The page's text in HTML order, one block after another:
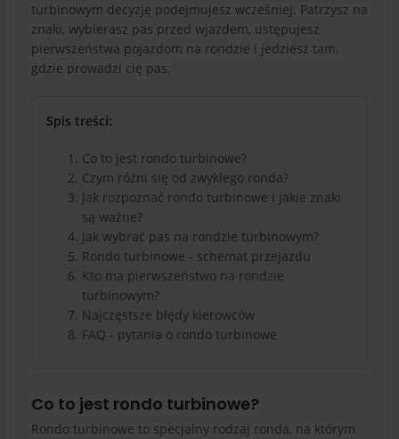
turbinowym decyzję podejmujesz wcześniej. Patrzysz na
znaki, wybierasz pas przed wjazdem, ustępujesz
pierwszeństwa pojazdom na rondzie i jedziesz tam,
gdzie prowadzi cię pas.
Spis treści:
Co to jest rondo turbinowe?
Czym różni się od zwykłego ronda?
Jak rozpoznać rondo turbinowe i jakie znaki
są ważne?
Jak wybrać pas na rondzie turbinowym?
Rondo turbinowe - schemat przejazdu
Kto ma pierwszeństwo na rondzie
turbinowym?
Najczęstsze błędy kierowców
FAQ - pytania o rondo turbinowe
Co to jest rondo turbinowe?
Rondo turbinowe to specjalny rodzaj ronda, na którym